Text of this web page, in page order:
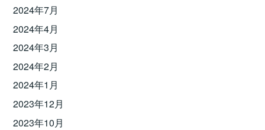
2024年7月
2024年4月
2024年3月
2024年2月
2024年1月
2023年12月
2023年10月